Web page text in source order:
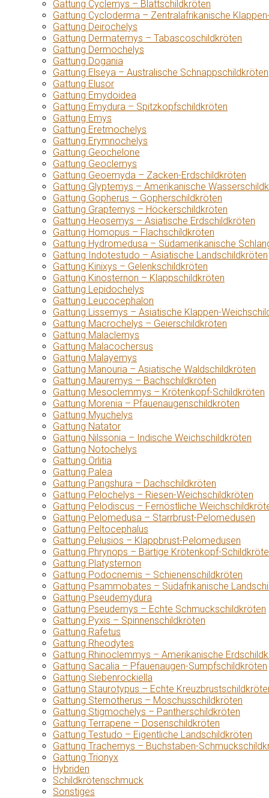
Gattung Cyclemys – Blattschildkröten
Gattung Cycloderma – Zentralafrikanische
Gattung Deirochelys
Gattung Dermatemys – Tabascoschildkröten
Gattung Dermochelys
Gattung Dogania
Gattung Elseya – Australische Schnappschildkröten
Gattung Elusor
Gattung Emydoidea
Gattung Emydura – Spitzkopfschildkröten
Gattung Emys
Gattung Eretmochelys
Gattung Erymnochelys
Gattung Geochelone
Gattung Geoclemys
Gattung Geoemyda – Zacken-Erdschildkröten
Gattung Glyptemys – Amerikanische
Gattung Gopherus – Gopherschildkröten
Gattung Graptemys – Höckerschildkröten
Gattung Heosemys – Asiatische Erdschildkröten
Gattung Homopus – Flachschildkröten
Gattung Hydromedusa – Südamerikanische
Gattung Indotestudo – Asiatische Landschildkröten
Gattung Kinixys – Gelenkschildkröten
Gattung Kinosternon – Klappschildkröten
Gattung Lepidochelys
Gattung Leucocephalon
Gattung Lissemys – Asiatische Klappen-
Gattung Macrochelys – Geierschildkröten
Gattung Malaclemys
Gattung Malacochersus
Gattung Malayemys
Gattung Manouria – Asiatische Waldschildkröten
Gattung Mauremys – Bachschildkröten
Gattung Mesoclemmys – Krötenkopf-Schildkröten
Gattung Morenia – Pfauenaugenschildkröten
Gattung Myuchelys
Gattung Natator
Gattung Nilssonia – Indische Weichschildkröten
Gattung Notochelys
Gattung Orlitia
Gattung Palea
Gattung Pangshura – Dachschildkröten
Gattung Pelochelys – Riesen-Weichschildkröten
Gattung Pelodiscus – Fernöstliche
Gattung Pelomedusa – Starrbrust-Pelomedusen
Gattung Peltocephalus
Gattung Pelusios – Klappbrust-Pelomedusen
Gattung Phrynops – Bärtige Krötenkopf-
Gattung Platysternon
Gattung Podocnemis – Schienenschildkröten
Gattung Psammobates – Südafrikanische
Gattung Pseudemydura
Gattung Pseudemys – Echte Schmuckschildkröten
Gattung Pyxis – Spinnenschildkröten
Gattung Rafetus
Gattung Rheodytes
Gattung Rhinoclemmys – Amerikanische
Gattung Sacalia – Pfauenaugen-Sumpfschildkröten
Gattung Siebenrockiella
Gattung Staurotypus – Echte
Gattung Sternotherus – Moschusschildkröten
Gattung Stigmochelys – Pantherschildkröten
Gattung Terrapene – Dosenschildkröten
Gattung Testudo – Eigentliche Landschildkröten
Gattung Trachemys – Buchstaben-
Gattung Trionyx
Hybriden
Schildkrötenschmuck
Sonstiges